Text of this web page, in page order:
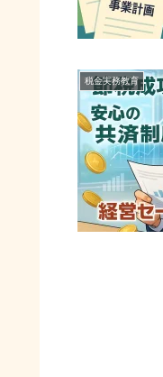
税金実務教育